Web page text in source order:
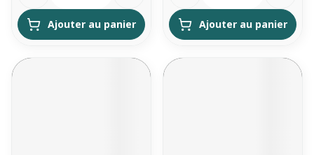
Ajouter au panier Ajouter au panier